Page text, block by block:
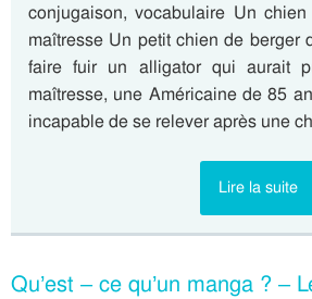
conjugaison, vocabulaire Un
maîtresse Un petit chien de berger
faire fuir un alligator qui aurait
maîtresse, une Américaine de 85
incapable de se relever après une
Lire la suite
Qu’est – ce qu’un manga ? –